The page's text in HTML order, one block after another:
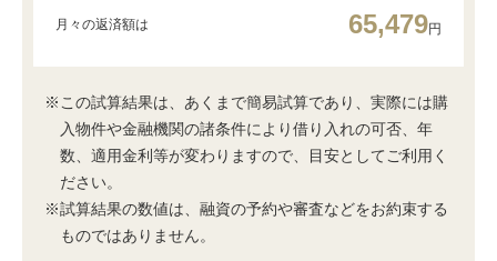
月々の返済額は 65,479円
※この試算結果は、あくまで簡易試算であり、実際には購
入物件や金融機関の諸条件により借り入れの可否、年
数、適用金利等が変わりますので、目安としてご利用く
ださい。
※試算結果の数値は、融資の予約や審査などをお約束する
ものではありません。